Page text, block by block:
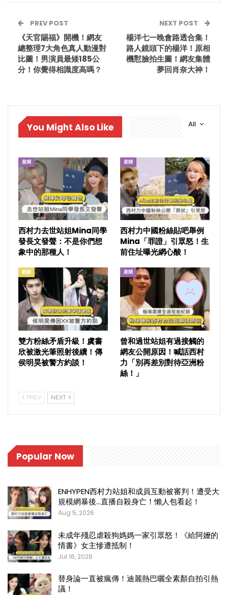
PREV POST
《天官賜福》開機！網友
總整理7大角色真人動漫對
比圖！男演員最矮185公
分！你覺得相識度高嗎？
NEXT POST
楊洋七一晚會路透合集！
路人鏡頭下的楊洋！原相
機懟臉拍生圖！網友集體
夢回肖奈大神！
All
You Might Also Like
星聞
西村力去世站姐Mina同學
發長文發聲：不是你們想
象中的那種人！
星聞
西村力中國粉絲貼吧舉例
Mina「罪證」引眾怒！生
前住址曝光網心酸！
戲劇
雙方粉絲矛盾升級！虞書
欣被激光筆照射後續！傳
侯明昊被警方約談！
星聞
曾和過世站姐有過接觸的
網友公開原因！喊話西村
力「別再差別對待亞洲粉
絲！」
PREV NEXT
Popular Now
ENHYPEN西村力站姐和成員互動被審判！遭受大
規模網暴後…直播自殺身亡！懶人包看起！
Aug 5, 2026
未成年殘忍虐殺狗媽媽一家引眾怒！《給阿嬤的
情書》女主慘遭抵制！
Jul 16, 2026
替身論一直被瘋傳！迪麗熱巴曬全素顏自拍引熱
議！